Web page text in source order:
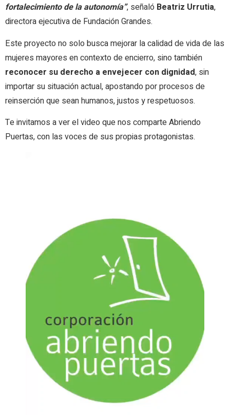
fortalecimiento de la autonomía”, señaló Beatriz Urrutia,
directora ejecutiva de Fundación Grandes.
Este proyecto no solo busca mejorar la calidad de vida de las
mujeres mayores en contexto de encierro, sino también
reconocer su derecho a envejecer con dignidad, sin
importar su situación actual, apostando por procesos de
reinserción que sean humanos, justos y respetuosos.
Te invitamos a ver el video que nos comparte Abriendo
Puertas, con las voces de sus propias protagonistas.